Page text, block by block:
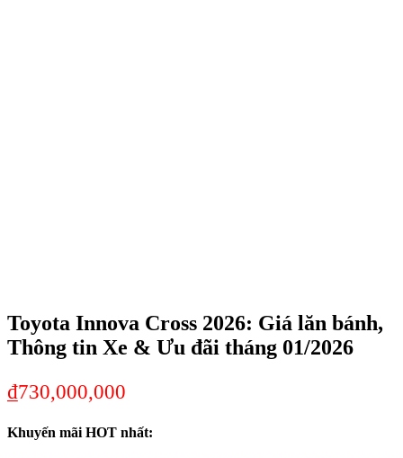
Toyota Innova Cross 2026: Giá lăn bánh,
Thông tin Xe & Ưu đãi tháng 01/2026
₫730,000,000
Khuyến mãi HOT nhất: